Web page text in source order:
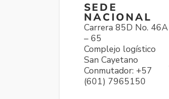
SEDE
NACIONAL
Carrera 85D No. 46A
– 65
Complejo logístico
San Cayetano
Conmutador: +57
(601) 7965150